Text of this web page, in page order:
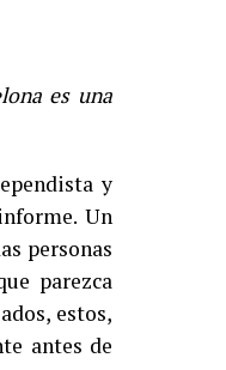
es una
y
Un
personas
parezca
estos,
antes de